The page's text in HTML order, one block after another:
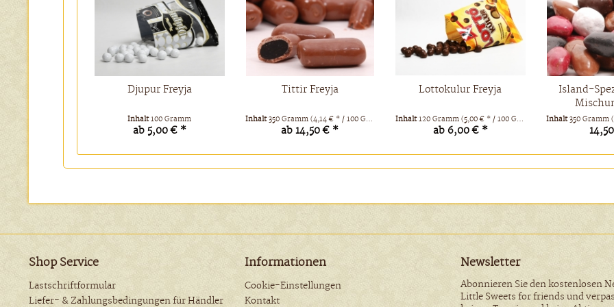
Djupur Freyja
Inhalt100 Gramm
ab 5,00 € *
Tittir Freyja
Inhalt350 Gramm (4,14 € * / 100 Gramm)
ab 14,50 € *
Lottokulur Freyja
Inhalt120 Gramm(5,00 € * / 100 Gramm)
ab 6,00 € *
Island-
Inhalt350 Gramm
Shop Service
Lastschriftformular
Liefer- & Zahlungsbedingungen für Händler
Informationen
Cookie-Einstellungen
Kontakt
Newsletter
Abonnieren Sie den kostenlosen
Little Sweets for friends und